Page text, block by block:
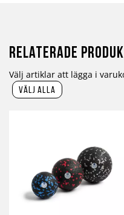
Relaterade
Välj artiklar att lägga i
välj alla